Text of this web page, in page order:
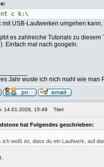
c k:\
mit USB-Laufwerken umgehen
es zahlreiche Tutorials zu diesem
Einfach mal nach googeln.
Jahr wuste ich nich mahl wie man
14.01.2026, 15:49 Titel:
hat Folgendes geschrieben:
ich weiß ist, dass du ein Laufwerk, auf